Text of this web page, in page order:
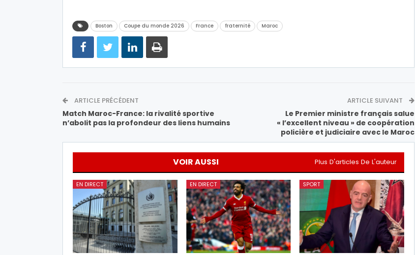
Boston Coupe du monde 2026 France fraternité Maroc
ARTICLE PRÉCÉDENT
Match Maroc-France: la rivalité sportive
n’abolit pas la profondeur des liens humains
ARTICLE SUIVANT
Le Premier ministre français salue
« l’excellent niveau » de coopération
policière et judiciaire avec le Maroc
VOIR AUSSI Plus D'articles De L'auteur
EN DIRECT EN DIRECT SPORT